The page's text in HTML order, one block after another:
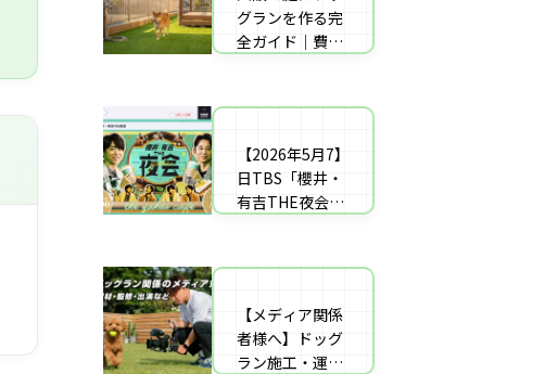
グランを作る完
全ガイド｜費用
【エリア対応】
【2026年5月7】
日TBS「櫻井・
有吉THE夜会」
さんのご実家の
を施工
【メディア関係
者様へ】ドッグ
ラン施工・運営
をDIY！初心者
でもプロ級に仕
アル
自宅の庭にドッ
グラン計画の完
全ガイド：DIY
デメリット）を